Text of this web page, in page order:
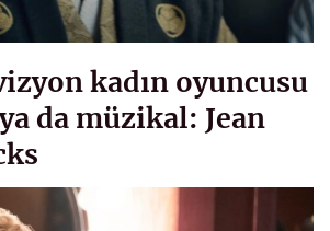
kadın oyuncusu
da müzikal: Jean